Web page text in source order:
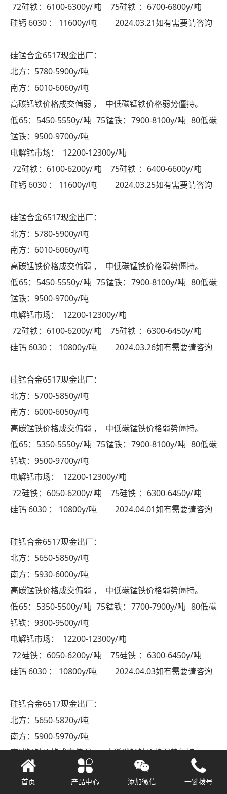
72硅铁：6100-6300y/吨 75硅铁 ：6700-6800y/吨
硅钙 6030 ： 11600y/吨 2024.03.21如有需要请咨询
硅锰合金6517现金出厂：
北方：5780-5900y/吨
南方：6010-6060y/吨
高碳锰铁价格成交偏弱 ， 中低碳锰铁价格弱势僵持。
低65：5450-5550y/吨 75锰铁：7900-8100y/吨 80低碳
锰铁：9500-9700y/吨
电解锰市场： 12200-12300y/吨
72硅铁：6100-6200y/吨 75硅铁 ：6400-6600y/吨
硅钙 6030 ： 11600y/吨 2024.03.25如有需要请咨询
硅锰合金6517现金出厂：
北方：5780-5900y/吨
南方：6010-6060y/吨
高碳锰铁价格成交偏弱 ， 中低碳锰铁价格弱势僵持。
低65：5450-5550y/吨 75锰铁：7900-8100y/吨 80低碳
锰铁：9500-9700y/吨
电解锰市场： 12200-12300y/吨
72硅铁：6100-6200y/吨 75硅铁 ：6300-6450y/吨
硅钙 6030 ： 10800y/吨 2024.03.26如有需要请咨询
硅锰合金6517现金出厂：
北方：5700-5850y/吨
南方：6000-6050y/吨
高碳锰铁价格成交偏弱 ， 中低碳锰铁价格弱势僵持。
低65：5350-5550y/吨 75锰铁：7900-8100y/吨 80低碳
锰铁：9500-9700y/吨
电解锰市场： 12200-12300y/吨
72硅铁：6050-6200y/吨 75硅铁 ：6300-6450y/吨
硅钙 6030 ： 10800y/吨 2024.04.01如有需要请咨询
硅锰合金6517现金出厂：
北方：5650-5850y/吨
南方：5930-6000y/吨
高碳锰铁价格成交偏弱 ， 中低碳锰铁价格弱势僵持。
低65：5350-5500y/吨 75锰铁：7700-7900y/吨 80低碳
锰铁：9300-9500y/吨
电解锰市场： 12200-12300y/吨
72硅铁：6050-6200y/吨 75硅铁 ：6300-6450y/吨
硅钙 6030 ： 10800y/吨 2024.04.03如有需要请咨询
硅锰合金6517现金出厂：
北方：5650-5820y/吨
南方：5900-5970y/吨
高碳锰铁价格成交偏弱 ， 中低碳锰铁价格弱势僵持。
低65：5350-5500y/吨 75锰铁：7700-7900y/吨 80低碳
锰铁：9300-9500y/吨
首页 产品中心 添加微信 一键拨号